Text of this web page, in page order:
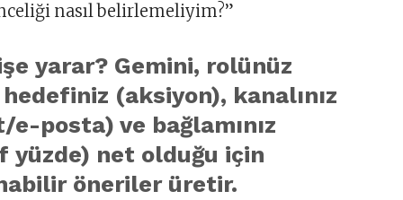
nasıl belirlemeliyim?”
yarar? Gemini, rolünüz
(aksiyon), kanalınız
posta) ve bağlamınız
yüzde) net olduğu için
öneriler üretir.